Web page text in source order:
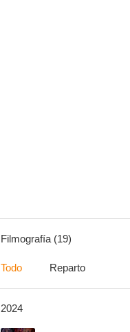
Filmografía (19)
Todo Reparto
2024